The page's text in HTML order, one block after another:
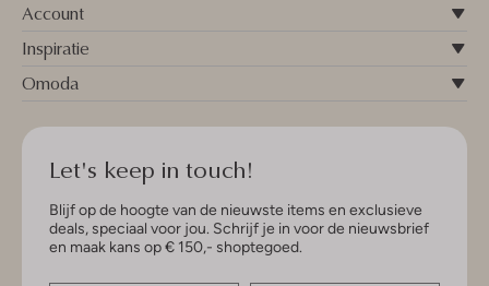
Account
Inspiratie
Omoda
Let's keep in touch!
Blijf op de hoogte van de nieuwste items en exclusieve
deals, speciaal voor jou. Schrijf je in voor de nieuwsbrief
en maak kans op € 150,- shoptegoed.